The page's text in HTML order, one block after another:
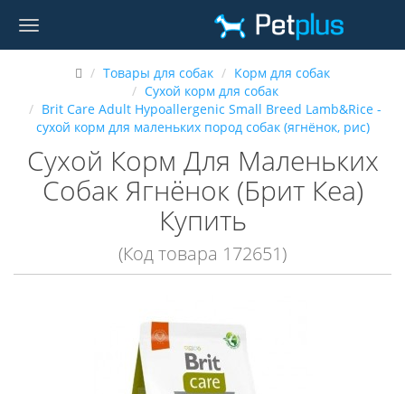
Товары для собак
Корм для собак
Сухой корм для собак
Brit Care Adult Hypoallergenic Small Breed Lamb&Rice -
сухой корм для маленьких пород собак (ягнёнок, рис)
Сухой Корм Для Маленьких
Собак Ягнёнок (Брит Кеа)
Купить
(Код товара 172651)